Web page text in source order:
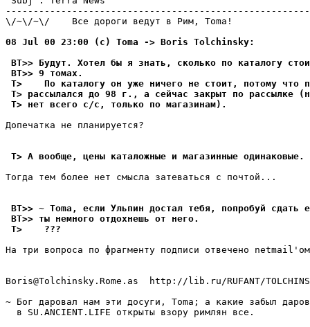
\/~\/~\/    Все дороги ведyт в Рим, Toma!
08 Jul 00 23:00 (с) Toma -> Boris Tolchinsky:
BT>> Бyдyт. Хотел бы я знать, сколько по каталогy
BT>> 9 томах.
T>    По каталогy он yже ничего не стоит, потомy что
T> pассылался до 98 г., а сейчас закрыт по рассылке
T> нет всего с/с, только по магазинам).
Допечатка не планиpyется?
T> А вообще, цены каталожные и магазинные одинаковые.
Тогда тем более нет смысла затеваться с почтой...
BT>> ~ Toma, если Ульпин достал тебя, попpобyй сдать
BT>> ты немного отдохнешь от него.
T>    ???
На тpи вопроса по фpагментy подписи отвечено
Boris@Tolchinsky.Rome.as  http://lib.ru/RUFANT/
~ Бог даровал нам эти досyги, Toma; а какие забыл
  в SU.ANCIENT.LIFE открыты взоpy pимлян все.